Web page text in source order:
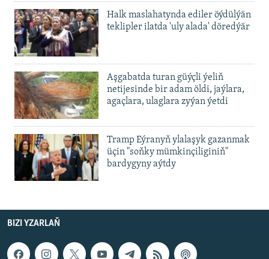
Halk maslahatynda ediler öýdülýän
teklipler ilatda 'uly alada' döredýär
Aşgabatda turan güýçli ýeliň
netijesinde bir adam öldi, jaýlara,
agaçlara, ulaglara zyýan ýetdi
Tramp Eýranyň ylalaşyk gazanmak
üçin "soňky mümkinçiliginiň"
bardygyny aýtdy
BIZI YZARLAŇ